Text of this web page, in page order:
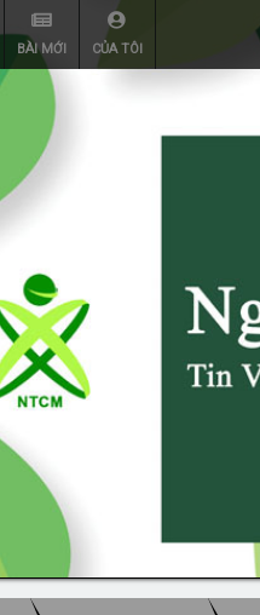
BÀI MỚI CỦA TÔI